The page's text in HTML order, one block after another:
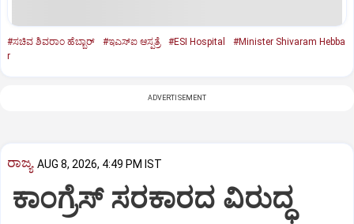
#ಸಚಿವ ಶಿವರಾಂ ಹೆಬ್ಬಾರ್ #ಇಎಸ್‌ಐ ಆಸ್ಪತ್ರೆ #ESI Hospital
#Minister Shivaram Hebba
r
ADVERTISEMENT
ರಾಜ್ಯ AUG 8, 2026, 4:49 PM IST
ಕಾಂಗ್ರೆಸ್‌ ಸರಕಾರದ ವಿರುದ್ಧ